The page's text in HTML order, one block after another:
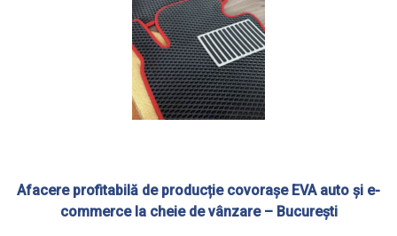
Afacere profitabilă de producție covorașe EVA auto și e-
commerce la cheie de vânzare – București